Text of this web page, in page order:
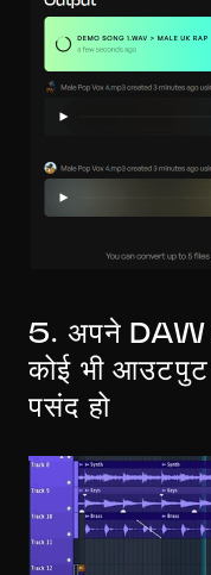
5. अपने DAW
कोई भी
पसंद हो